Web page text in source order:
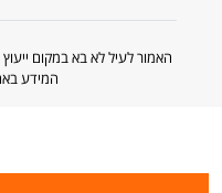
האמור לעיל לא בא במקום
המידע